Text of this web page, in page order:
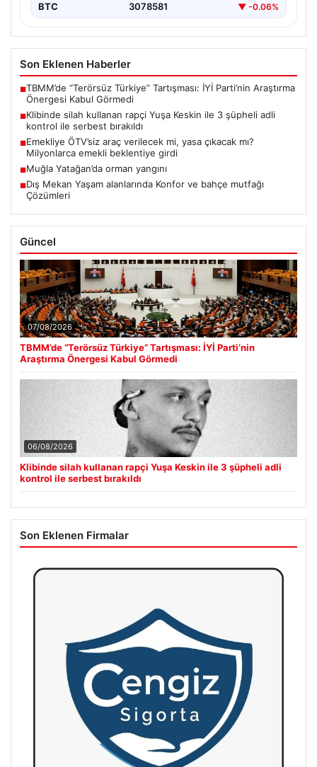
BTC 3078581 ▼ -0.06%
Son Eklenen Haberler
■TBMM’de “Terörsüz Türkiye” Tartışması: İYİ Parti’nin Araştırma
Önergesi Kabul Görmedi
■Klibinde silah kullanan rapçi Yuşa Keskin ile 3 şüpheli adli
kontrol ile serbest bırakıldı
■Emekliye ÖTV’siz araç verilecek mi, yasa çıkacak mı?
Milyonlarca emekli beklentiye girdi
■Muğla Yatağan’da orman yangını
■Dış Mekan Yaşam alanlarında Konfor ve bahçe mutfağı
Çözümleri
Güncel
07/08/2026
TBMM’de “Terörsüz Türkiye” Tartışması: İYİ Parti’nin
Araştırma Önergesi Kabul Görmedi
06/08/2026
Klibinde silah kullanan rapçi Yuşa Keskin ile 3 şüpheli adli
kontrol ile serbest bırakıldı
Son Eklenen Firmalar